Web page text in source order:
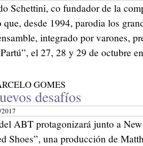
Schettini, co fundador de la
desde 1994, parodia los
integrado por varones,
el 27, 28 y 29 de octubre
GOMES
desafíos
ABT protagonizará junto a
Shoes”, una producción de